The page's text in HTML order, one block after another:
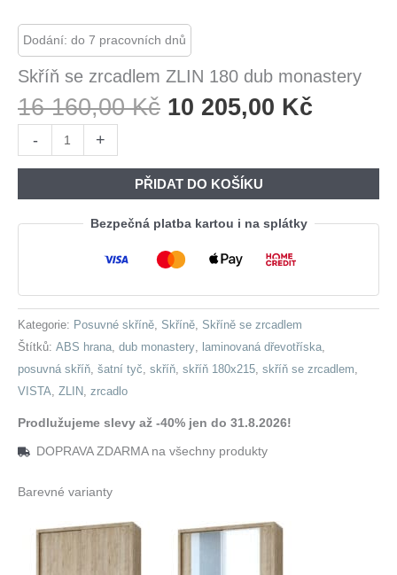
Dodání: do 7 pracovních dnů
Skříň se zrcadlem ZLIN 180 dub monastery
16 160,00Kč Původní
16
160,00 Kč.
10 205,00 Kč
205,00
-
se
ZLIN
180
+
PŘIDAT DO KOŠÍKU
Bezpečná platba kartou i na splátky
Kategorie: Posuvné skříně, Skříně, Skříně se zrcadlem
Štítků: ABS hrana, dub monastery, laminovaná dřevotříska,
posuvná skříň, šatní tyč, skříň, skříň 180x215, skříň se zrcadlem,
VISTA, ZLIN, zrcadlo
Prodlužujeme slevy až -40% jen do 31.8.2026!
DOPRAVA ZDARMA na všechny produkty
Barevné varianty